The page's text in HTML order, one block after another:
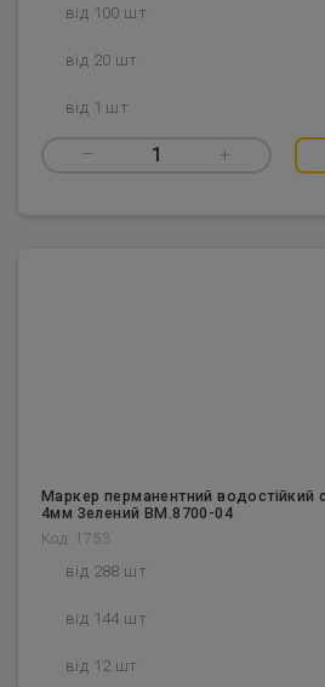
від 100 шт
від 20 шт
від 1 шт
– 1 +
Маркер перманентний водостійкий
4мм Зелений BM.8700-04
Код: 1753
від 288 шт
від 144 шт
від 12 шт